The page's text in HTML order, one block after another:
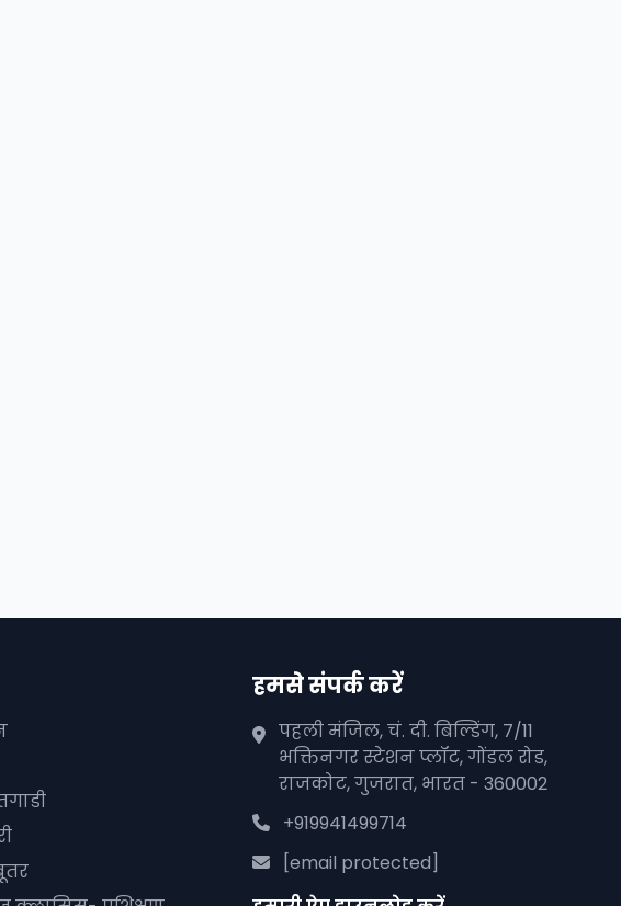
हमसे संपर्क करें
पहली मंजिल, चं. दी. बिल्डिंग, 7/11
भक्तिनगर स्टेशन प्लॉट, गोंडल रोड,
राजकोट, गुजरात, भारत - 360002
+919941499714
[email protected]